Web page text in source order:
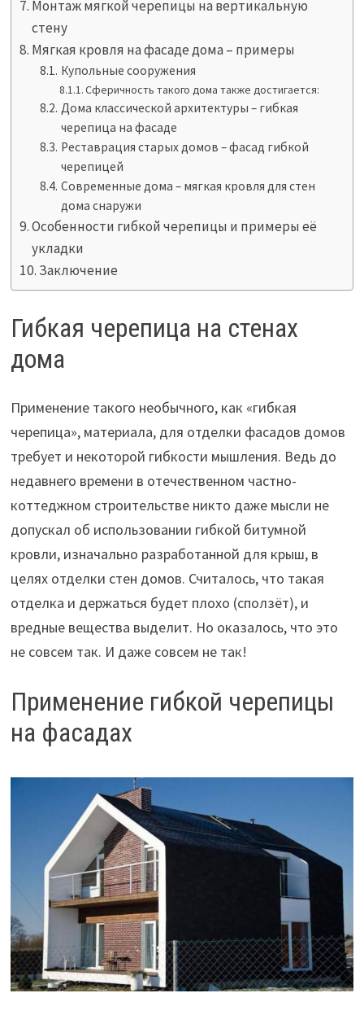
Монтаж мягкой черепицы на вертикальную
стену
Мягкая кровля на фасаде дома – примеры
Купольные сооружения
Сферичность такого дома также достигается:
Дома классической архитектуры – гибкая
черепица на фасаде
Реставрация старых домов – фасад гибкой
черепицей
Современные дома – мягкая кровля для стен
дома снаружи
Особенности гибкой черепицы и примеры её
укладки
Заключение
Гибкая черепица на стенах
дома
Применение такого необычного, как «гибкая
черепица», материала, для отделки фасадов домов
требует и некоторой гибкости мышления. Ведь до
недавнего времени в отечественном частно-
коттеджном строительстве никто даже мысли не
допускал об использовании гибкой битумной
кровли, изначально разработанной для крыш, в
целях отделки стен домов. Считалось, что такая
отделка и держаться будет плохо (сползёт), и
вредные вещества выделит. Но оказалось, что это
не совсем так. И даже совсем не так!
Применение гибкой черепицы
на фасадах